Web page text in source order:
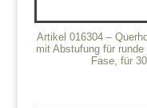
Artikel 016304 –
mit Abstufung für
Fase, für